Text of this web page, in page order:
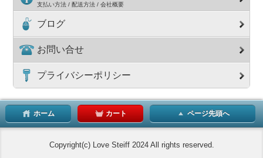
支払い方法 / 配送方法 / 会社概要
ブログ
お問い合せ
プライバシーポリシー
ホーム カート ページ先頭へ
Copyright(c) Love Steiff 2024 All rights reserved.